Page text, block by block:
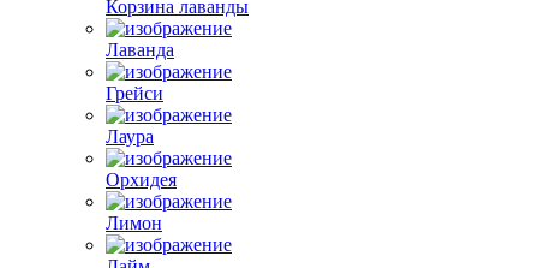
Корзина лаванды
Лаванда
Грейси
Лаура
Орхидея
Лимон